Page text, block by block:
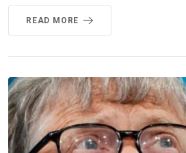
READ MORE